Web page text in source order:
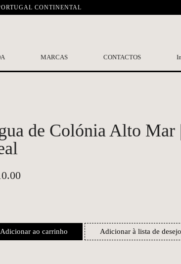
CONTINENTAL
MARCAS CONTACTOS
de Colónia Alto Mar
Adicionar ao carrinho Adicionar à lista de